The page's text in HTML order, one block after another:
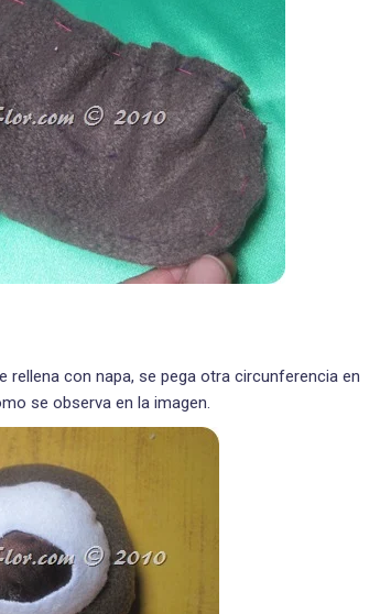
con napa, se pega otra circunferencia en
se observa en la imagen.